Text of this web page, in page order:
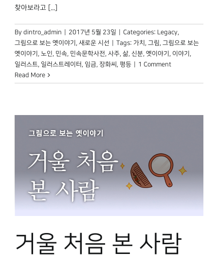
찾아보라고 [...]
By dintro_admin 2017년 5월 23일 Categories: Legacy,
그림으로 보는 옛이야기 , 새로운 시선 Tags: 가치 , 그림, 그림으로 보는
옛이야기 , 노인, 민속, 민속문학사전, 사주, 삶, 신분, 옛이야기 , 이야기 ,
일러스트, 일러스트레이터 , 임금, 장화씨 , 평등
1 Comment
Read More
거울 처음 본 사람